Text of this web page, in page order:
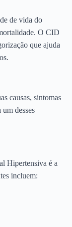
de vida do
O CID
que ajuda
causas, sintomas
desses
Hipertensiva é a
incluem: